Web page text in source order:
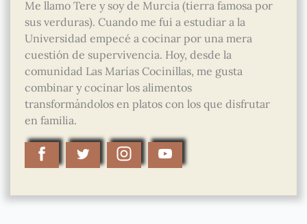
Me llamo Tere y soy de Murcia (tierra famosa por
sus verduras). Cuando me fui a estudiar a la
Universidad empecé a cocinar por una mera
cuestión de supervivencia. Hoy, desde la
comunidad Las Marías Cocinillas, me gusta
combinar y cocinar los alimentos
transformándolos en platos con los que disfrutar
en familia.